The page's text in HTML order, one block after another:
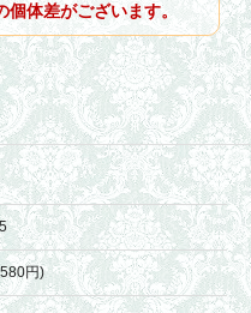
体差がございます。
円)